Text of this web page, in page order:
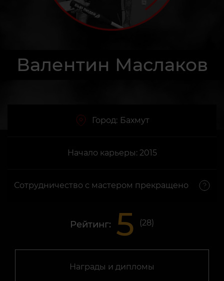
Валентин Маслаков
Город: Бахмут
Начало карьеры: 2015
Сотрудничество с мастером прекращено
Рейтинг: 5 (28)
Награды и дипломы